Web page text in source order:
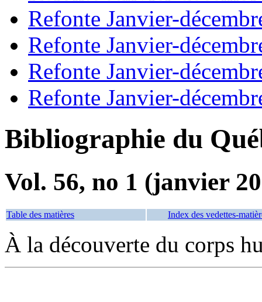
Refonte Janvier-
Refonte Janvier-
Refonte Janvier-
Refonte Janvier-
Bibliographie du
Vol. 56, no 1 (janvier
Table des matières Index des vedettes-
À la découverte du corps